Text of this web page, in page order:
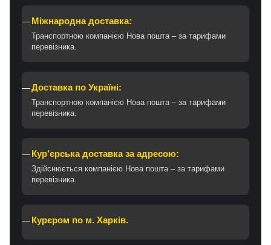
Міжнародна доставка:
Транспортною компанією Нова пошта – за тарифами
перевізника.
Доставка по Україні:
Транспортною компанією Нова пошта – за тарифами
перевізника.
Кур’єрська доставка за адресою:
Здійснюється компанією Нова пошта – за тарифами
перевізника.
Курєром по м. Харків.